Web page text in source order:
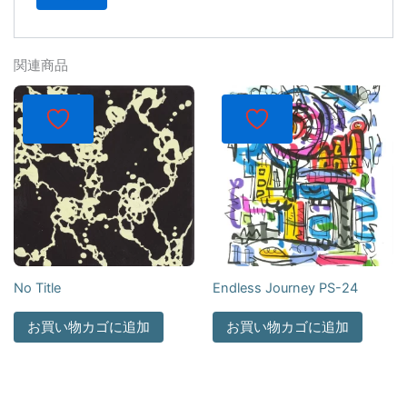
関連商品
No Title
お買い物カゴに追加
Endless Journey PS-24
お買い物カゴに追加